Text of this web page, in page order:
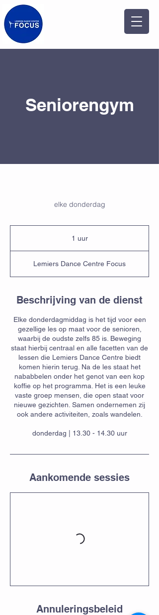
Seniorengym
elke donderdag
1 uur1
Lemiers Dance Centre Focus
Beschrijving van de dienst
Elke donderdagmiddag is het tijd voor een
gezellige les op maat voor de senioren,
waarbij de oudste zelfs 85 is. Beweging
staat hierbij centraal en alle facetten van de
lessen die Lemiers Dance Centre biedt
komen hierin terug. Na de les staat het
nababbelen onder het genot van een kop
koffie op het programma. Het is een leuke
vaste groep mensen, die open staat voor
nieuwe gezichten. Samen ondernemen zij
ook andere activiteiten, zoals wandelen.
donderdag | 13.30 - 14.30 uur
Aankomende sessies
Annuleringsbeleid